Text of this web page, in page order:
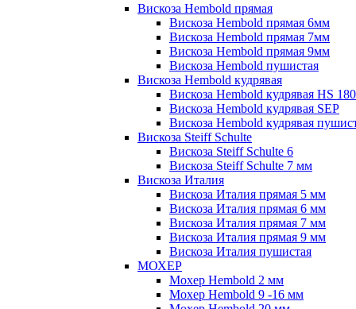
Вискоза Hembold прямая
Вискоза Hembold прямая 6мм
Вискоза Hembold прямая 7мм
Вискоза Hembold прямая 9мм
Вискоза Hembold пушистая
Вискоза Hembold кудрявая
Вискоза Hembold кудрявая HS 180
Вискоза Hembold кудрявая SEP
Вискоза Hembold кудрявая
Вискоза Steiff Schulte
Вискоза Steiff Schulte 6
Вискоза Steiff Schulte 7 мм
Вискоза Италия
Вискоза Италия прямая 5 мм
Вискоза Италия прямая 6 мм
Вискоза Италия прямая 7 мм
Вискоза Италия прямая 9 мм
Вискоза Италия пушистая
МОХЕР
Мохер Hembold 2 мм
Мохер Hembold 9 -16 мм